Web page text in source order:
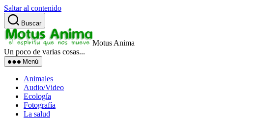
Saltar al contenido
Buscar
Motus Anima
Un poco de varias cosas...
Menú
Animales
Audio/Video
Ecología
Fotografía
La salud